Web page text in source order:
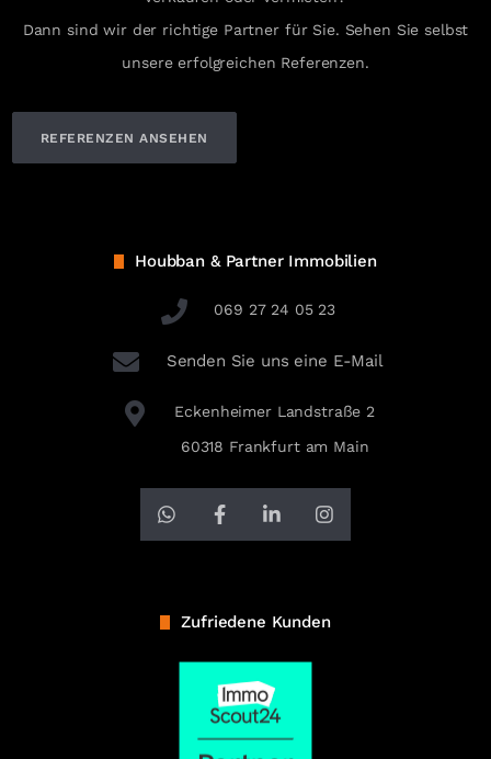
Dann sind wir der richtige Partner für Sie. Sehen Sie selbst
unsere erfolgreichen Referenzen.
REFERENZEN ANSEHEN
Houbban & Partner Immobilien
069 27 24 05 23
Senden Sie uns eine E-Mail
Eckenheimer Landstraße 2
60318 Frankfurt am Main
Zufriedene Kunden